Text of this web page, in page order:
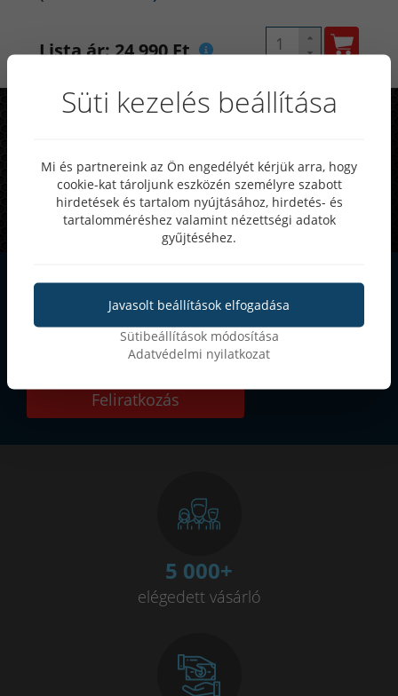
Lista ár: 24 990 Ft
ajánlatok
Akár25-50%kedvezmény
Szeretnél értesülni
akcióinkról?
Iratkozz fel hírlevelünkre
Feliratkozás
5 000+
elégedett vásárló
Süti kezelés beállítása
Mi és partnereink az Ön engedélyét kérjük arra, hogy
cookie-kat tároljunk eszközén személyre szabott
hirdetések és tartalom nyújtásához, hirdetés- és
tartalomméréshez valamint nézettségi adatok
gyűjtéséhez.
Javasolt beállítások elfogadása
Sütibeállítások módosítása
Adatvédelmi nyilatkozat